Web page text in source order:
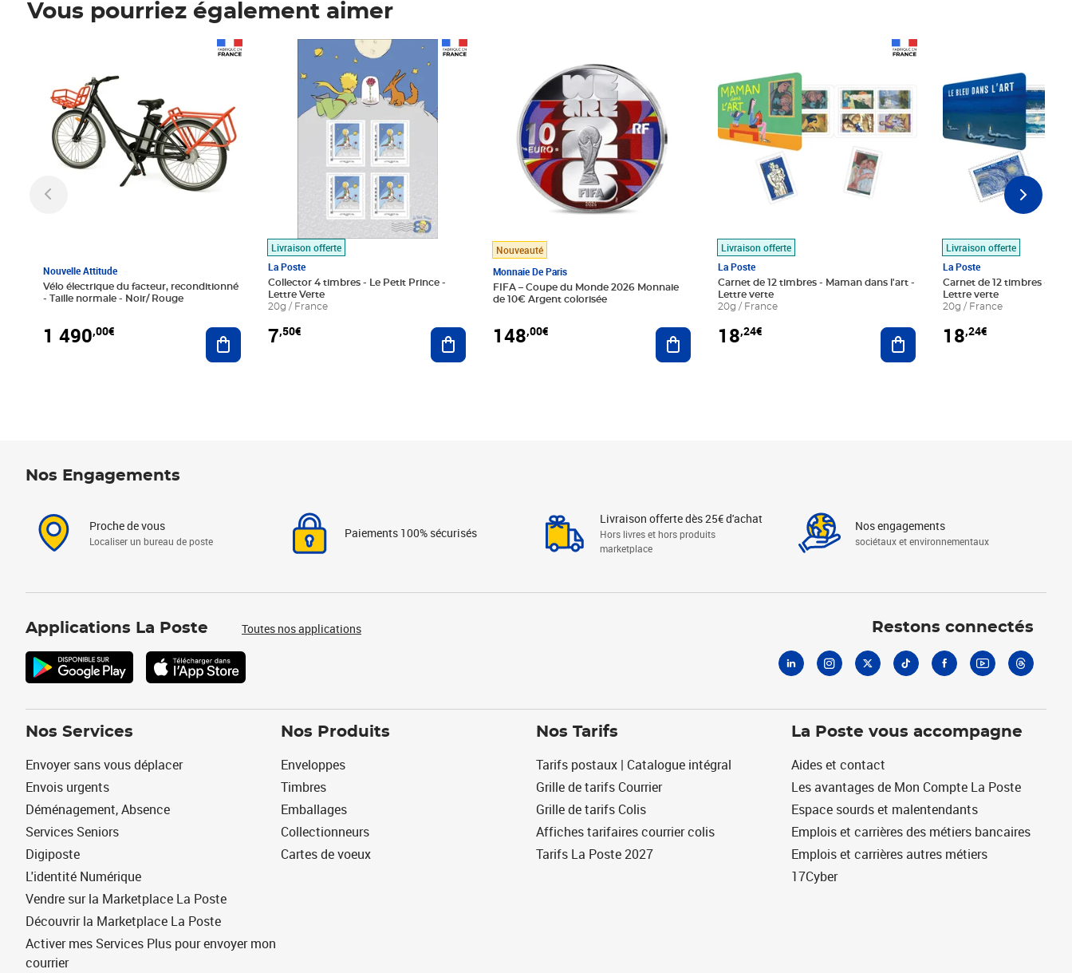
Vous pourriez également aimer
Nouvelle Attitude
Vélo électrique du facteur, reconditionné
- Taille normale - Noir/ Rouge
1 490,00€ Ajouter au panier
Livraison offerte
La Poste
Collector 4 timbres - Le Petit Prince -
Lettre Verte
20g / France
7,50€
Prix 7,50€
Ajouter au panier
Nouveauté
Monnaie De Paris
FIFA – Coupe du Monde 2026 Monnaie
de 10€ Argent colorisée
148,00€ Ajouter au panier
Livraison offerte
La Poste
Carnet de 12 timbres - Maman dans l'art -
Lettre verte
20g / France
18,24€ Ajouter au panier
Livraison offerte
La Poste
Carnet de 12 timbres - Le
Lettre verte
20g / France
18,24€
Nos Engagements
Proche de vous
Localiser un bureau de poste
Paiements 100% sécurisés
Livraison offerte dès 25€ d'achat
Hors livres et hors produits
marketplace
Nos engagements
sociétaux et environnementaux
Applications La Poste Toutes nos applications Restons connectés
Nos Services
Envoyer sans vous déplacer
Envois urgents
Déménagement, Absence
Services Seniors
Digiposte
L'identité Numérique
Vendre sur la Marketplace La Poste
Découvrir la Marketplace La Poste
Activer mes Services Plus pour envoyer mon
courrier
Nos Produits
Enveloppes
Timbres
Emballages
Collectionneurs
Cartes de voeux
Nos Tarifs
Tarifs postaux | Catalogue intégral
Grille de tarifs Courrier
Grille de tarifs Colis
Affiches tarifaires courrier colis
Tarifs La Poste 2027
La Poste vous accompagne
Aides et contact
Les avantages de Mon Compte La Poste
Espace sourds et malentendants
Emplois et carrières des métiers bancaires
Emplois et carrières autres métiers
17Cyber